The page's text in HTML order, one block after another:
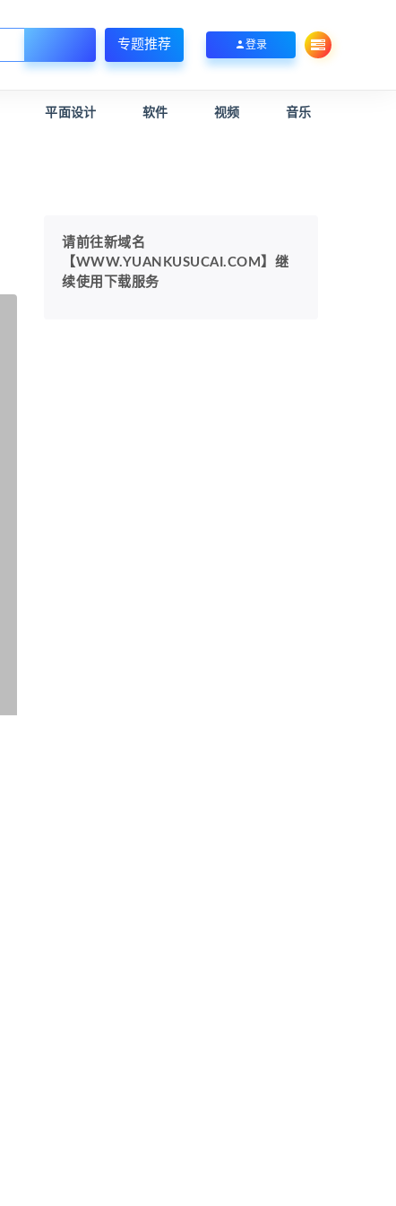
专题推荐 登录
平面设计 软件 视频 音乐
请前往新域名
【WWW.YUANKUSUCAI.COM】继
续使用下载服务